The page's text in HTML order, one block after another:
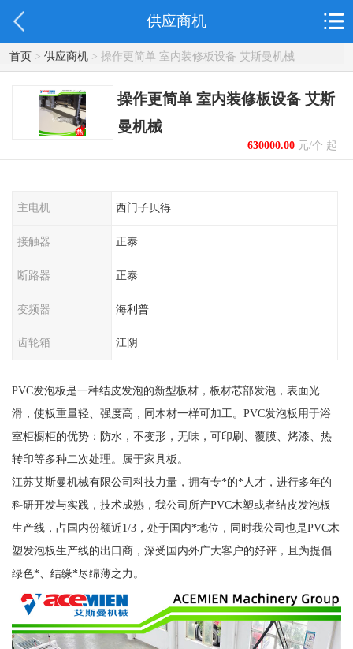
供应商机
首页> 供应商机> 操作更简单 室内装修板设备 艾斯曼机械
操作更简单 室内装修板设备 艾斯
曼机械
630000.00元/个 起
主电机 西门子贝得
接触器 正泰
断路器 正泰
变频器 海利普
齿轮箱 江阴
PVC发泡板是一种结皮发泡的新型板材，板材芯部发泡，表面光
滑，使板重量轻、强度高，同木材一样可加工。PVC发泡板用于浴
室柜橱柜的优势：防水，不变形，无味，可印刷、覆膜、烤漆、热
转印等多种二次处理。属于家具板。
江苏艾斯曼机械有限公司科技力量，拥有专*的*人才，进行多年的
科研开发与实践，技术成熟，我公司所产PVC木塑或者结皮发泡板
生产线，占国内份额近1/3，处于国内*地位，同时我公司也是PVC木
塑发泡板生产线的出口商，深受国内外广大客户的好评，且为提倡
绿色*、结缘*尽绵薄之力。